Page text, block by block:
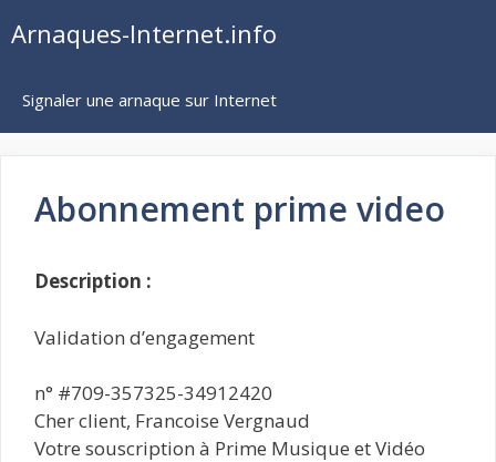
auArnaques-Internet.info
Signaler une arnaque sur Internet
Abonnement prime video
Description :
Validation d’engagement
n° #709-357325-34912420
Cher client, Francoise Vergnaud
Votre souscription à Prime Musique et Vidéo